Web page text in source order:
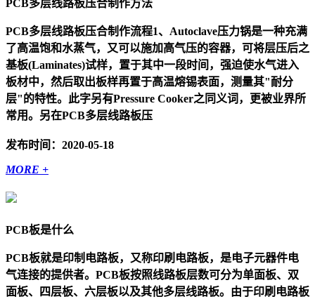
PCB多层线路板压合制作方法
PCB多层线路板压合制作流程1、Autoclave压力锅是一种充满
了高温饱和水蒸气，又可以施加高气压的容器，可将层压后之
基板(Laminates)试样，置于其中一段时间，强迫使水气进入
板材中，然后取出板样再置于高温熔锡表面，测量其"耐分
层"的特性。此字另有Pressure Cooker之同义词，更被业界所
常用。另在PCB多层线路板压
发布时间：2020-05-18
MORE +
PCB板是什么
PCB板就是印制电路板，又称印刷电路板，是电子元器件电
气连接的提供者。PCB板按照线路板层数可分为单面板、双
面板、四层板、六层板以及其他多层线路板。由于印刷电路板